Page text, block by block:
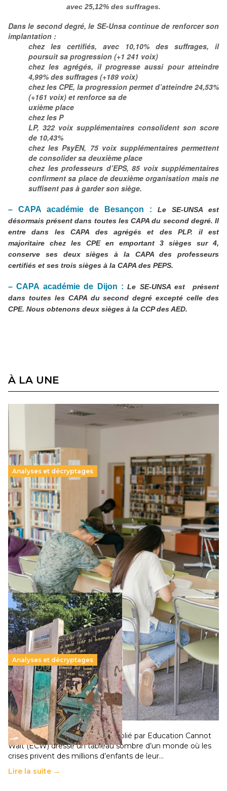
avec 25,12% des suffrages.
Dans le second degré, le SE-Unsa continue de renforcer son
implantation :
chez les certifiés, avec 10,10% des suffrages, il
poursuit sa progression (+1 241 voix)
chez les agrégés, il progresse aussi pour atteindre
4,99% des suffrages (+189 voix)
chez les CPE, la progression permet d’atteindre 24,53%
(+161 voix) et renforce sa de
uxième place
chez les P
LP, 322 voix supplémentaires consolident son score
de 10,43%
chez les PsyEN, 75 voix supplémentaires permettent
de consolider sa deuxième place
chez les professeurs d’EPS, 85 voix supplémentaires
confirment sa place de deuxième organisation mais ne
suffisent pas à garder son siège.
– CAPA académie de Besançon : Le SE-UNSA est
désormaisprésent dans toutes les CAPA du second degré. Il
entre dans les CAPA des agrégés et des PLP. il est
majoritaire chez les CPE en emportant 3 sièges sur 4,
conserve ses deux sièges à la CAPA des professeurs
certifiés et ses trois sièges à la CAPA des PEPS.
– CAPA académie de Dijon :Le SE-UNSA estprésent
dans toutes les CAPA du second degré excepté celle des
CPE. Nous obtenons deux sièges à la CCP des AED.
À LA UNE
Analyses et décryptages
Supérieur privé : une dérive qui met à mal la
promesse républicaine
11 juillet 2026-
Le projet de loi sur la régulation de l’enseignement
supérieur privé met en lumière l’amplification d’un système
qui relègue l’acte pédagogique au superfétatoire, voire à…
Lire la suite →
Analyses et décryptages
258 millions d’enfants victimes de la guerre, des
chocs climatiques et des déplacements de
population
11 juillet 2026- National
Un nouveau rapport mondial publié par Education Cannot
Wait (ECW) dresse un tableau sombre d’un monde où les
crises privent des millions d’enfants de leur…
Lire la suite →